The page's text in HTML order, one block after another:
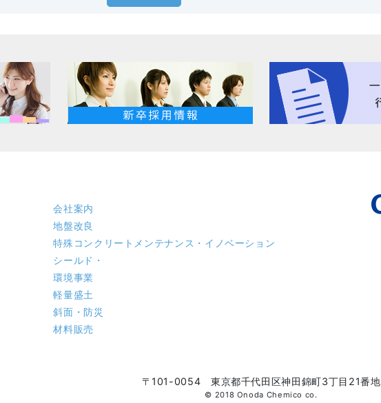
会社案内
地盤改良
特殊コンクリート メンテナンス・イノベーション
シールド・
環境事業
軽量盛土
斜面・防災
材料販売
〒101-0054 東京都千代田区神田錦町3丁目21番地
© 2018 Onoda Chemico co.